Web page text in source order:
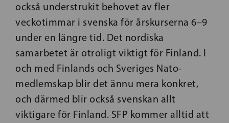
också understrukit behovet av fler
veckotimmar i svenska för årskurserna 6–9
under en längre tid. Det nordiska
samarbetet är otroligt viktigt för Finland. I
och med Finlands och Sveriges Nato-
medlemskap blir det ännu mera konkret,
och därmed blir också svenskan allt
viktigare för Finland. SFP kommer alltid att